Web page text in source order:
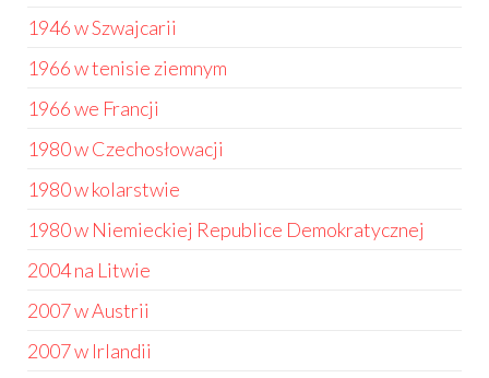
1946 w Szwajcarii
1966 w tenisie ziemnym
1966 we Francji
1980 w Czechosłowacji
1980 w kolarstwie
1980 w Niemieckiej Republice Demokratycznej
2004 na Litwie
2007 w Austrii
2007 w Irlandii